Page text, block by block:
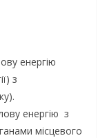
енергію
з
енергію з
місцевого